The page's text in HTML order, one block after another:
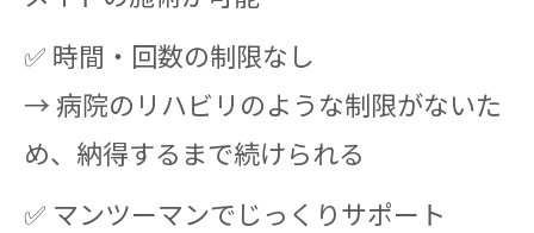
✅ 時間・回数の制限なし
→ 病院のリハビリのような制限がないた
め、納得するまで続けられる
✅ マンツーマンでじっくりサポート